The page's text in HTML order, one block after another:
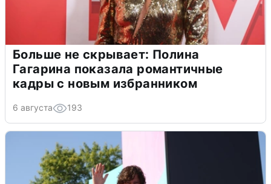
Больше не скрывает: Полина
Гагарина показала романтичные
кадры с новым избранником
6 августа 193